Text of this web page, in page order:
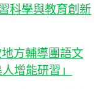
科學與教育創新
方輔導團語文
增能研習」